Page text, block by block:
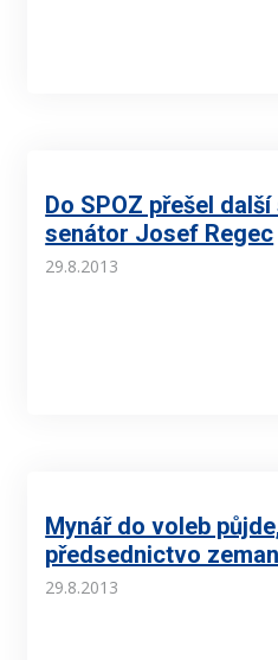
Do SPOZ přešel
senátor Josef Regec
29.8.2013
Mynář do voleb
předsednictvo
29.8.2013